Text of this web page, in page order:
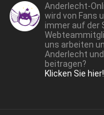
Anderlecht-
wird von Fans
immer auf der
uns arbeiten
Anderlecht
beitragen?
Klicken Sie hier!